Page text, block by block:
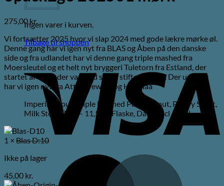
Ingen varer i kurven.
Tilbage til shoppen
275,00 kr.
Vi fortsætter 2025 hvor vi slap 2024 med gode lækre mørke øl.
Denne gang har vi igen nyt fra BLAS og Åben på den danske
side og fra udlandet har vi denne gang triple mashed fra
Moersleutel og et helt nyt bryggeri Tuletorn fra Estland, der
startet af Chris der var med stil at stifte Põhjala. Der ud over
har vi igen nyt fra Attik Brewing og Hopalaa
Imperial Stout, Triple Mashed Pastry Stout, Pastry Stout,
Milk Stout 7,2% - 11,5% | Flaske, Dåse 33cl - 44cl
1 × Blas D:10
Ikke på lager
45,00 kr.